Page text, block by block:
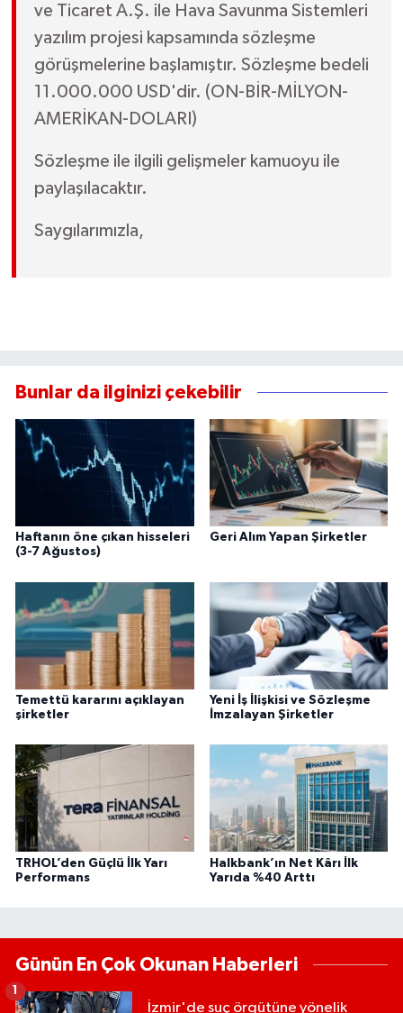
ve Ticaret A.Ş. ile Hava Savunma Sistemleri
yazılım projesi kapsamında sözleşme
görüşmelerine başlamıştır. Sözleşme bedeli
11.000.000 USD'dir. (ON-BİR-MİLYON-
AMERİKAN-DOLARI)
Sözleşme ile ilgili gelişmeler kamuoyu ile
paylaşılacaktır.
Saygılarımızla,
Bunlar da ilginizi çekebilir
Haftanın öne çıkan hisseleri
(3-7 Ağustos)
Geri Alım Yapan Şirketler
Temettü kararını açıklayan
şirketler
Yeni İş İlişkisi ve Sözleşme
İmzalayan Şirketler
TRHOL’den Güçlü İlk Yarı
Performans
Halkbank’ın Net Kârı İlk
Yarıda %40 Arttı
Günün En Çok Okunan Haberleri
İzmir'de suç örgütüne yönelik